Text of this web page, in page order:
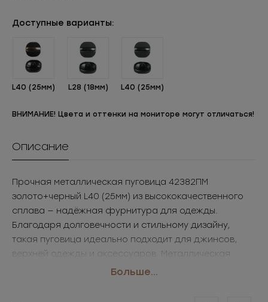
Доступные варианты:
L40 (25мм) L28 (18мм) L40 (25мм)
ВНИМАНИЕ! Цвета и оттенки на мониторе могут отличаться!
Описание
Прочная металлическая пуговица 42382ПМ
золото+черный L40 (25мм) из высококачественного
сплава — надёжная фурнитура для одежды.
Благодаря долговечности и стильному дизайну,
такая пуговица идеально подходит для джинсов,
верхней одежды и аксессуаров. Металлическая
основа обеспечивает износостойкость и
Больше...